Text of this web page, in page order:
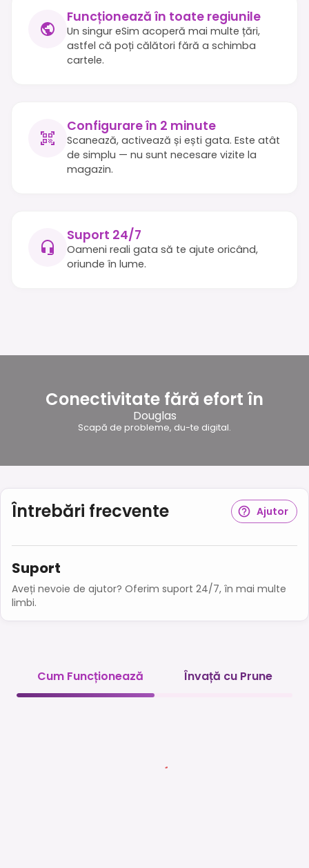
Funcționează în toate regiunile
Un singur eSim acoperă mai multe țări,
astfel că poți călători fără a schimba
cartele.
Configurare în 2 minute
Scanează, activează și ești gata. Este atât
de simplu — nu sunt necesare vizite la
magazin.
Suport 24/7
Oameni reali gata să te ajute oricând,
oriunde în lume.
Conectivitate fără efort în
Douglas
Scapă de probleme, du-te digital.
Întrebări frecvente Ajutor
Suport
Aveți nevoie de ajutor? Oferim suport 24/7, în mai multe
limbi.
Cum Funcționează Învață cu Prune